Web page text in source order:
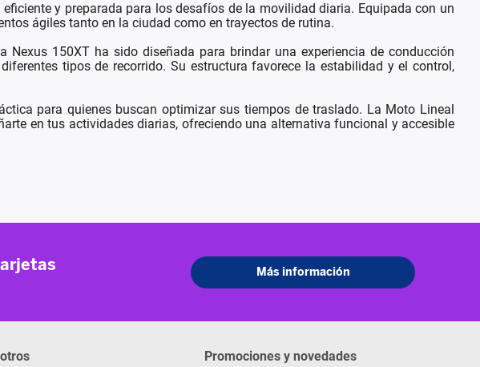
y preparada para los desafíos de la movilidad diaria. Equipada con un
ágiles tanto en la ciudad como en trayectos de rutina.
150XT ha sido diseñada para brindar una experiencia de conducción
tipos de recorrido. Su estructura favorece la estabilidad y el control,
para quienes buscan optimizar sus tiempos de traslado. La Moto Lineal
en tus actividades diarias, ofreciendo una alternativa funcional y accesible
Promociones y novedades